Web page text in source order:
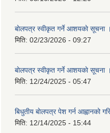
बाेलपत्र स्वीकृत गर्ने आशयकाे सूचना ।
मिति: 02/23/2026 - 09:27
बाेलपत्र स्वीकृत गर्ने आशयकाे सूचना ।
मिति: 12/24/2025 - 05:47
बिधुतीय बाेलपत्र पेश गर्न आह्वानको
मिति: 12/14/2025 - 15:44